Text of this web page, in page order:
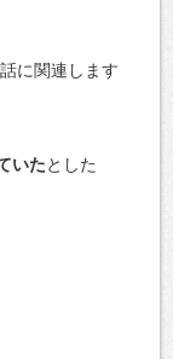
に関連します
いたとした